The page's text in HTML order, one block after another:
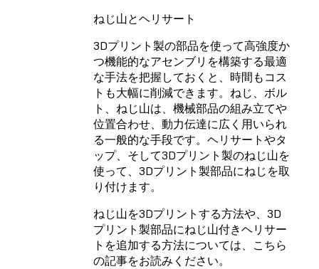
ねじ山とヘリサート
3Dプリント製の部品を使って高強度か
つ機能的なアセンブリを構築する最適
な手法を把握しておくと、時間もコス
トも大幅に削減できます。ねじ、ボル
ト、ねじ山は、機械部品の組み立てや
位置合わせ、動力伝達に広く用いられ
る一般的な手段です。ヘリサートやタ
ップ、そして3Dプリント製のねじ山を
使って、3Dプリント製部品にねじを取
り付けます。
ねじ山を3Dプリントする方法や、3D
プリント製部品にねじ山付きヘリサー
トを追加する方法については、こちら
の記事をお読みください。